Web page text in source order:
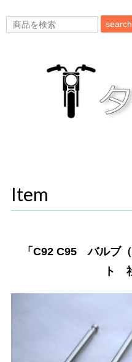
search
Item
「C92 C95 バルブ
ト